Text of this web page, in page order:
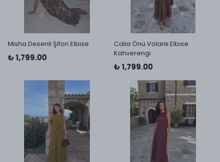
Misha Desenli Şifon Elbise
₺ 1,799.00
Calia Önü Volanlı Elbise
Kahverengi
₺ 1,799.00